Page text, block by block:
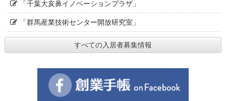
「千葉大亥鼻イノベーションプラザ」
「群馬産業技術センター開放研究室」
すべての入居者募集情報